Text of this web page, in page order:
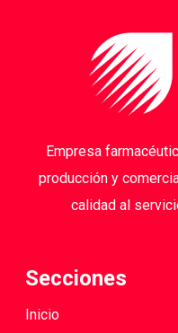
Empresa
producción y
calidad al
Secciones
Inicio